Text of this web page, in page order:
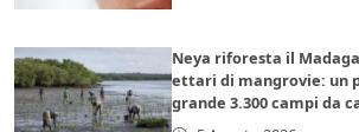
Neya riforesta il
ettari di mangrovie: un
grande 3.300 campi da